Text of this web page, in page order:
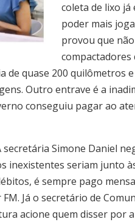
coleta de lixo já
poder mais
provou que
compactadores
de quase 200 quilômetros
Outro entrave é a
conseguiu pagar ao
secretária Simone Daniel
inexistentes seriam junto
é sempre pago
Já o secretário de
acione quem disser por